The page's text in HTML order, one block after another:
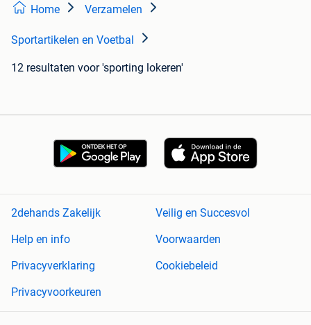
Home Verzamelen
Sportartikelen en Voetbal
12 resultaten voor 'sporting lokeren'
2dehands Zakelijk
Veilig en Succesvol
Help en info
Voorwaarden
Privacyverklaring
Cookiebeleid
Privacyvoorkeuren